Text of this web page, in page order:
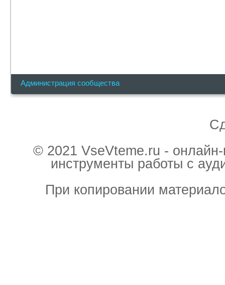
Администрация сообщества
© 2021 VseVteme.ru -
инструменты работы с
При копировании